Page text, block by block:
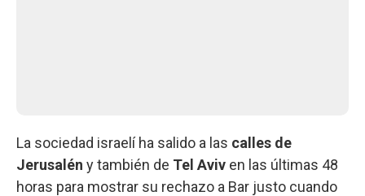
La sociedad israelí ha salido a las calles de
Jerusalén y también de Tel Aviv en las últimas 48
horas para mostrar su rechazo a Bar justo cuando